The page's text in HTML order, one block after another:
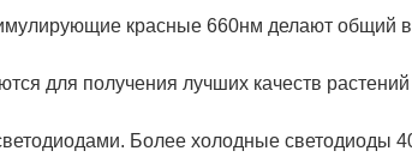
красные 660нм делают общий
для получения лучших качеств
Более холодные светодиоды